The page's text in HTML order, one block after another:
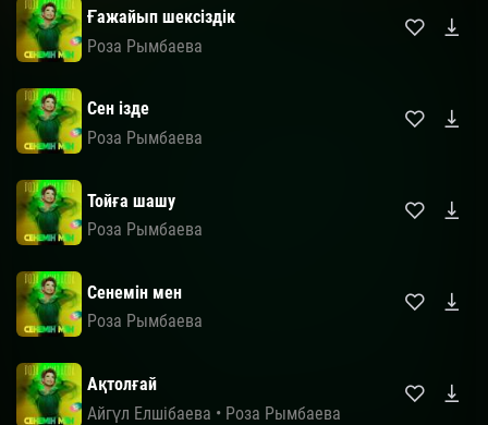
Ғажайып шексіздік
Роза Рымбаева
Сен ізде
Роза Рымбаева
Тойға шашу
Роза Рымбаева
Сенемін мен
Роза Рымбаева
Ақтолғай
Айгүл Елшібаева • Роза Рымбаева